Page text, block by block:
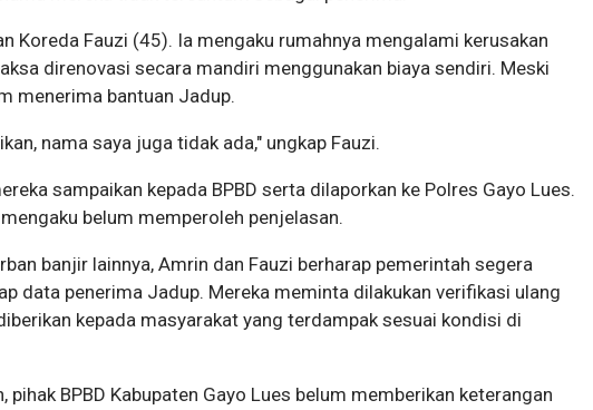
Koreda Fauzi (45). Ia mengaku rumahnya mengalami kerusakan
direnovasi secara mandiri menggunakan biaya sendiri. Meski
menerima bantuan Jadup.
nama saya juga tidak ada," ungkap Fauzi.
sampaikan kepada BPBD serta dilaporkan ke Polres Gayo Lues.
belum memperoleh penjelasan.
banjir lainnya, Amrin dan Fauzi berharap pemerintah segera
data penerima Jadup. Mereka meminta dilakukan verifikasi ulang
kepada masyarakat yang terdampak sesuai kondisi di
pihak BPBD Kabupaten Gayo Lues belum memberikan keterangan